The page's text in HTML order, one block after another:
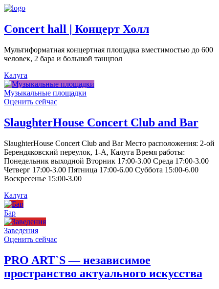
Concert hall | Концерт Холл
Мультиформатная концертная площадка вместимостью до 600
человек, 2 бара и большой танцпол
Калуга
Музыкальные площадки
Оценить сейчас
SlaughterHouse Concert Club and Bar
SlaughterHouse Concert Club and Bar Место расположения: 2-ой
Берендяковский переулок, 1-А, Калуга Время работы:
Понедельник выходной Вторник 17:00-3.00 Среда 17:00-3.00
Четверг 17:00-3.00 Пятница 17:00-6.00 Суббота 15:00-6.00
Воскресенье 15:00-3.00
Калуга
Бар
Заведения
Оценить сейчас
PRO ART`S — независимое
пространство актуального искусства